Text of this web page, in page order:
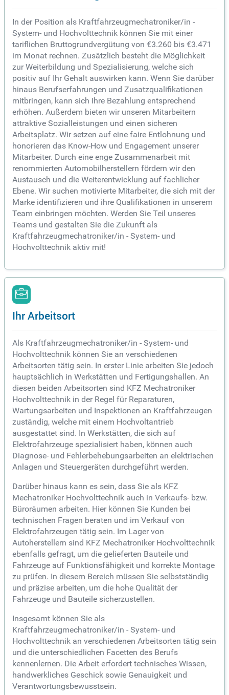
In der Position als Kraftfahrzeugmechatroniker/in -
System- und Hochvolttechnik können Sie mit einer
tariflichen Bruttogrundvergütung von €3.260 bis €3.471
im Monat rechnen. Zusätzlich besteht die Möglichkeit
zur Weiterbildung und Spezialisierung, welche sich
positiv auf Ihr Gehalt auswirken kann. Wenn Sie darüber
hinaus Berufserfahrungen und Zusatzqualifikationen
mitbringen, kann sich Ihre Bezahlung entsprechend
erhöhen. Außerdem bieten wir unseren Mitarbeitern
attraktive Sozialleistungen und einen sicheren
Arbeitsplatz. Wir setzen auf eine faire Entlohnung und
honorieren das Know-How und Engagement unserer
Mitarbeiter. Durch eine enge Zusammenarbeit mit
renommierten Automobilherstellern fördern wir den
Austausch und die Weiterentwicklung auf fachlicher
Ebene. Wir suchen motivierte Mitarbeiter, die sich mit der
Marke identifizieren und ihre Qualifikationen in unserem
Team einbringen möchten. Werden Sie Teil unseres
Teams und gestalten Sie die Zukunft als
Kraftfahrzeugmechatroniker/in - System- und
Hochvolttechnik aktiv mit!
Ihr Arbeitsort
Als Kraftfahrzeugmechatroniker/in - System- und
Hochvolttechnik können Sie an verschiedenen
Arbeitsorten tätig sein. In erster Linie arbeiten Sie jedoch
hauptsächlich in Werkstätten und Fertigungshallen. An
diesen beiden Arbeitsorten sind KFZ Mechatroniker
Hochvolttechnik in der Regel für Reparaturen,
Wartungsarbeiten und Inspektionen an Kraftfahrzeugen
zuständig, welche mit einem Hochvoltantrieb
ausgestattet sind. In Werkstätten, die sich auf
Elektrofahrzeuge spezialisiert haben, können auch
Diagnose- und Fehlerbehebungsarbeiten an elektrischen
Anlagen und Steuergeräten durchgeführt werden.
Darüber hinaus kann es sein, dass Sie als KFZ
Mechatroniker Hochvolttechnik auch in Verkaufs- bzw.
Büroräumen arbeiten. Hier können Sie Kunden bei
technischen Fragen beraten und im Verkauf von
Elektrofahrzeugen tätig sein. Im Lager von
Autoherstellern sind KFZ Mechatroniker Hochvolttechnik
ebenfalls gefragt, um die gelieferten Bauteile und
Fahrzeuge auf Funktionsfähigkeit und korrekte Montage
zu prüfen. In diesem Bereich müssen Sie selbstständig
und präzise arbeiten, um die hohe Qualität der
Fahrzeuge und Bauteile sicherzustellen.
Insgesamt können Sie als
Kraftfahrzeugmechatroniker/in - System- und
Hochvolttechnik an verschiedenen Arbeitsorten tätig sein
und die unterschiedlichen Facetten des Berufs
kennenlernen. Die Arbeit erfordert technisches Wissen,
handwerkliches Geschick sowie Genauigkeit und
Verantwortungsbewusstsein.